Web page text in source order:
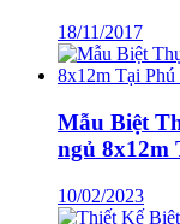
18/11/2017
Mẫu Biệt
ngủ 8x12m
10/02/2023